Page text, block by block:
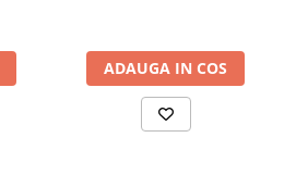
ADAUGA IN COS